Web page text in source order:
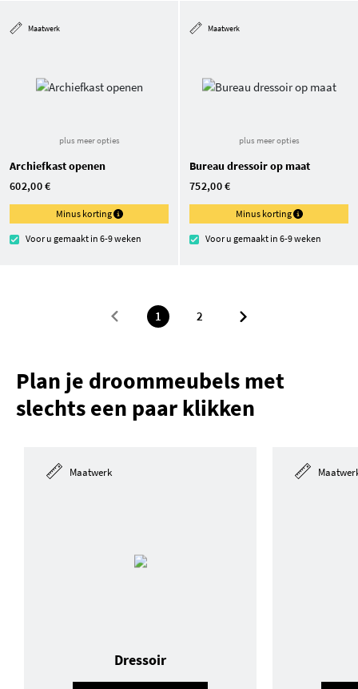
Maatwerk
plus meer opties
Archiefkast openen
602,00 €
Minus korting
Voor u gemaakt in 6-9 weken
Maatwerk
plus meer opties
Bureau dressoir op maat
752,00 €
Minus korting
Voor u gemaakt in 6-9 weken
1 2
Plan je droommeubels met
slechts een paar klikken
Maatwerk
Dressoir